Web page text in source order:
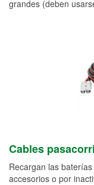
grandes (deben
Cables
Recargan las
accesorios o por